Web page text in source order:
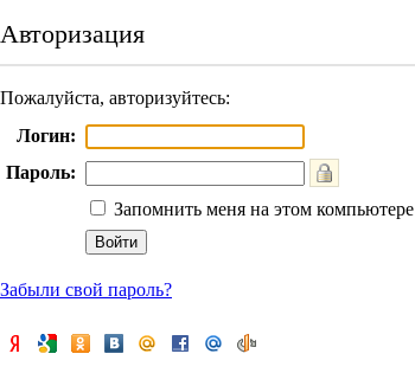
Авторизация
Пожалуйста, авторизуйтесь:
Логин:
Пароль:
Запомнить меня на этом компьютере
Забыли свой пароль?